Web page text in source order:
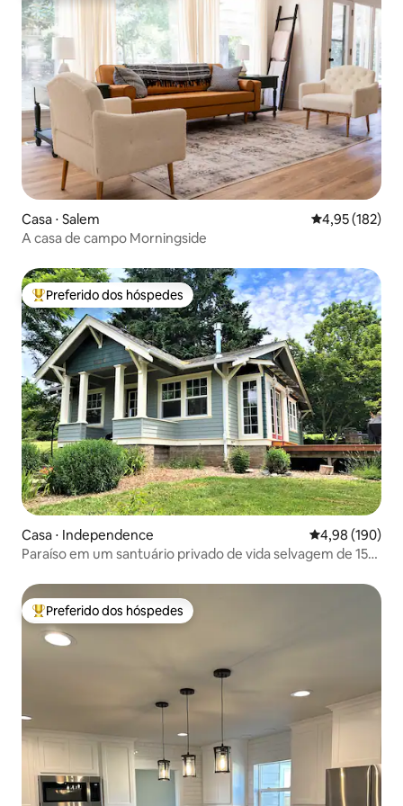
Casa ⋅ Salem 4,95 de uma
4,95 (182)
A casa de campo Morningside
Entre os melhores preferidos dos hóspedes
Preferido dos hóspedes
Casa ⋅ Independence 4,98 de uma
4,98 (190)
Paraíso em um santuário privado de vida selvagem de 15
Entre os melhores preferidos dos hóspedes
Preferido dos hóspedes